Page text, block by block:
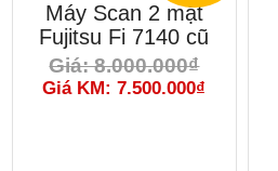
Máy Scan 2 mặt
Fujitsu Fi 7140 cũ
Giá: 8.000.000₫
Giá KM: 7.500.000₫